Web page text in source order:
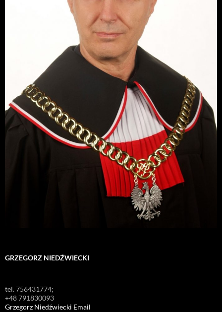
GRZEGORZ NIEDŹWIECKI
tel. 756431774;
+48 791830093
Grzegorz Niedźwiecki Email